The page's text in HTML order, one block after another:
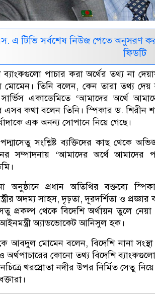
এ টিভি সর্বশেষ নিউজ পেতে অনুসরণ
ফিডটি
ব্যাংকগুলো পাচার করা অর্থের তথ্য না
তিনি বলেন, কেন তারা তথ্য দেয়
একাডেমিতে ‘আমাদের অর্থে
কথা বলেন তিনি। স্পিকার ড. শিরীন
এক অনন্য সোপানে নিয়ে গেছে।
পদ্মাসেতু সংশ্লিষ্ট ব্যক্তিদের কাছ থেকে
সম্পাদনায় ‘আমাদের অর্থে আমাদের
অনুষ্ঠানে প্রধান অতিথির বক্তব্যে
অদম্য সাহস, দৃঢ়তা, দূরদর্শিতা ও
প্রকল্প থেকে বিদেশি অর্থায়ন তুলে
অ্যাডভোকেট আনিসুল হক।
আবদুল মোমেন বলেন, বিদেশি নানা সংস্থা
কোনো তথ্য বিদেশি ব্যাংকগুলো
খরস্রোতা নদীর উপর নির্মিত সেতু